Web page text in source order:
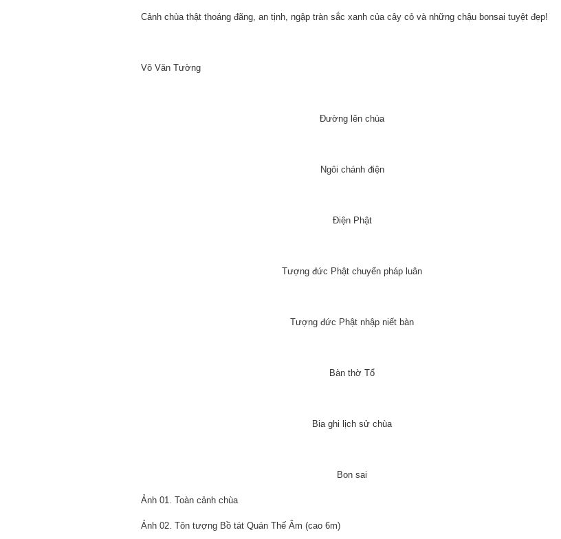
Cảnh chùa thật thoáng đãng, an tịnh, ngập tràn sắc xanh của cây cỏ và những chậu bonsai tuyệt đẹp!
Võ Văn Tường
Đường lên chùa
Ngôi chánh điện
Điện Phật
Tượng đức Phật chuyển pháp luân
Tượng đức Phật nhập niết bàn
Bàn thờ Tổ
Bia ghi lịch sử chùa
Bon sai
Ảnh 01. Toàn cảnh chùa
Ảnh 02. Tôn tượng Bồ tát Quán Thế Âm (cao 6m)